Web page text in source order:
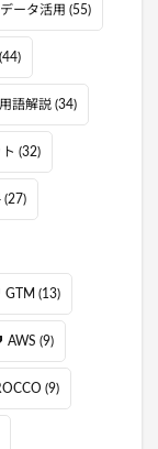
データ活用 (55)
(44)
用語解説 (34)
(32)
(27)
GTM (13)
AWS (9)
(9)